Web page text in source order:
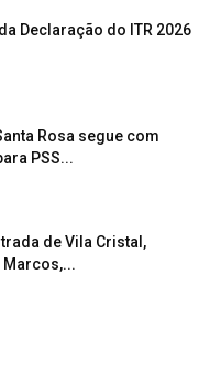
Declaração do ITR 2026
Rosa segue com
PSS...
de Vila Cristal,
Marcos,...